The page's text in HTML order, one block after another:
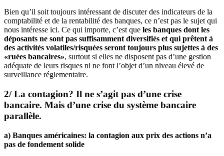
Bien qu’il soit toujours intéressant de discuter des indicateurs de la
comptabilité et de la rentabilité des banques, ce n’est pas le sujet qui
nous intéresse ici. Ce qui importe, c’est que les banques dont les
déposants ne sont pas suffisamment diversifiés et qui prêtent à
des activités volatiles/risquées seront toujours plus sujettes à des
«ruées bancaires», surtout si elles ne disposent pas d’une gestion
adéquate de leurs risques ni ne font l’objet d’un niveau élevé de
surveillance réglementaire.
2/ La contagion? Il ne s’agit pas d’une crise
bancaire. Mais d’une crise du système bancaire
parallèle.
a) Banques américaines: la contagion aux prix des actions n’a
pas de fondement solide